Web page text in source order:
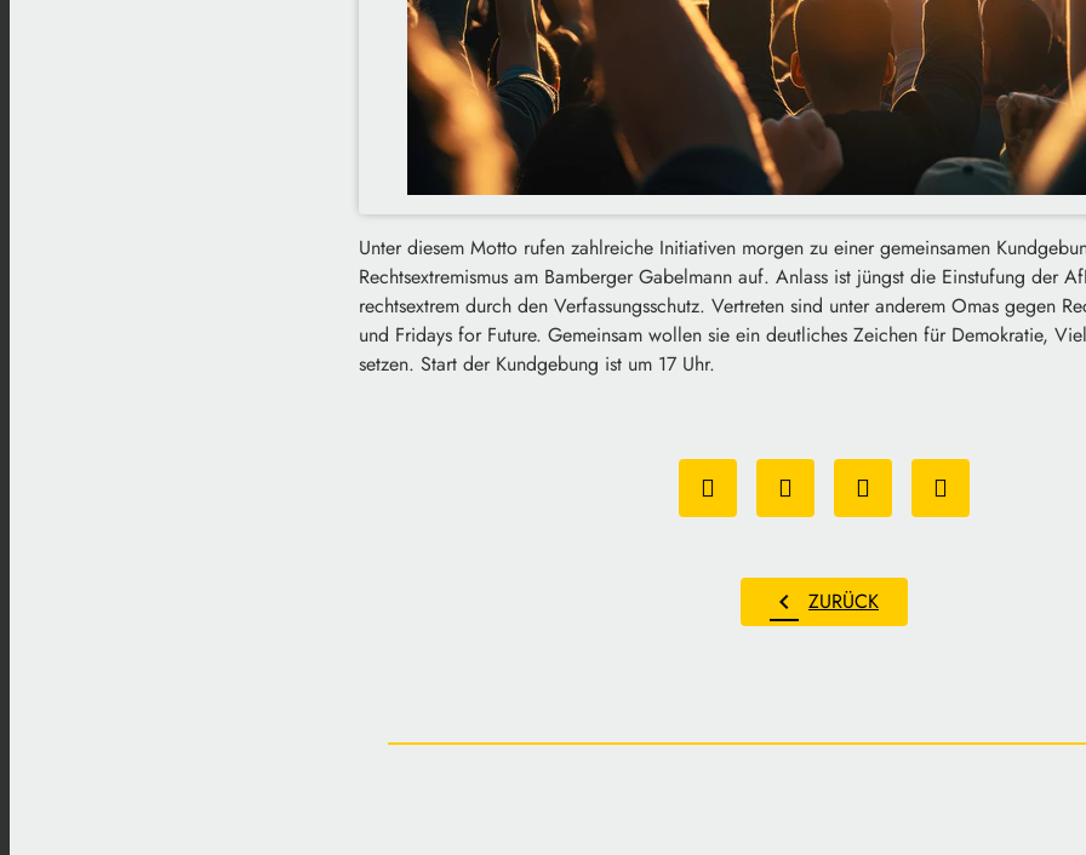
Unter diesem Motto rufen zahlreiche Initiativen morgen zu einer gemeinsamen
Rechtsextremismus am Bamberger Gabelmann auf. Anlass ist jüngst die Einstufung der
rechtsextrem durch den Verfassungsschutz. Vertreten sind unter anderem Omas gegen
und Fridays for Future. Gemeinsam wollen sie ein deutliches Zeichen für Demokratie,
setzen. Start der Kundgebung ist um 17 Uhr.
chevron_left ZURÜCK